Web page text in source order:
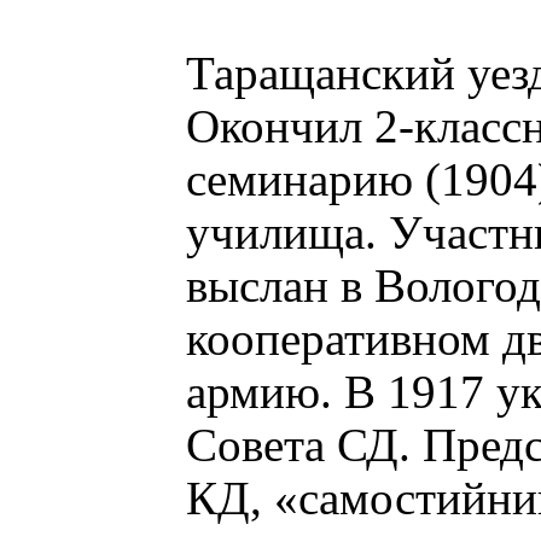
Таращанский
Окончил 2-
семинарию
училища.
выслан в
кооперативном
армию. В 1917
Совета СД.
КД,